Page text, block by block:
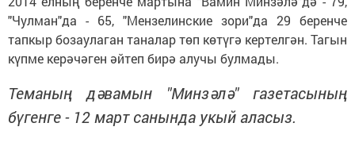
"Чулман"да - 65, "Мензелинские зори"да 29 беренче
тапкыр бозаулаган таналар төп көтүгә кертелгән. Тагын
күпме керәчәген әйтеп бирә алучы булмады.
Теманың дәвамын "Минзәлә" газетасының
бүгенге - 12 март санында укый аласыз.